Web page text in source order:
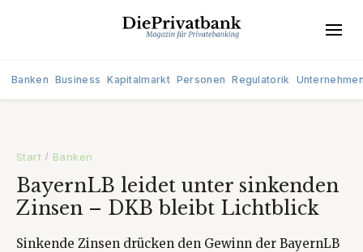
Banken Business Kapitalmarkt Personen Regulatorik
Start / Banken
BayernLB leidet unter sinkenden
Zinsen – DKB bleibt Lichtblick
Sinkende Zinsen drücken den Gewinn der BayernLB